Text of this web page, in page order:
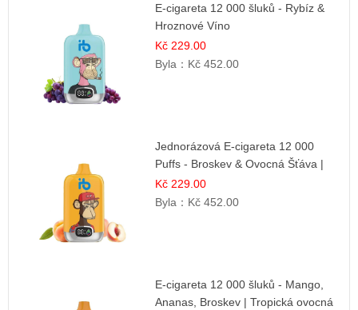
E-cigareta 12 000 šluků - Rybíz &
Hroznové Víno
Kč 229.00
Byla： Kč 452.00
Jednorázová E-cigareta 12 000
Puffs - Broskev & Ovocná Šťáva |
Osvěžující ovocná směs
Kč 229.00
Byla： Kč 452.00
E-cigareta 12 000 šluků - Mango,
Ananas, Broskev | Tropická ovocná